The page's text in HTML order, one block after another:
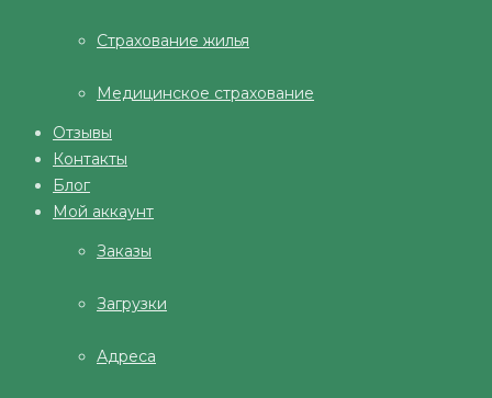
Страхование жилья
Медицинское страхование
Отзывы
Контакты
Блог
Мой аккаунт
Заказы
Загрузки
Адреса